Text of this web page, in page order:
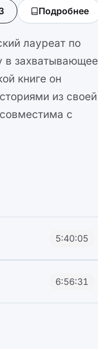
Подробнее
лауреат по
в захватывающее
книге он
из своей
с
5:40:05
6:56:31